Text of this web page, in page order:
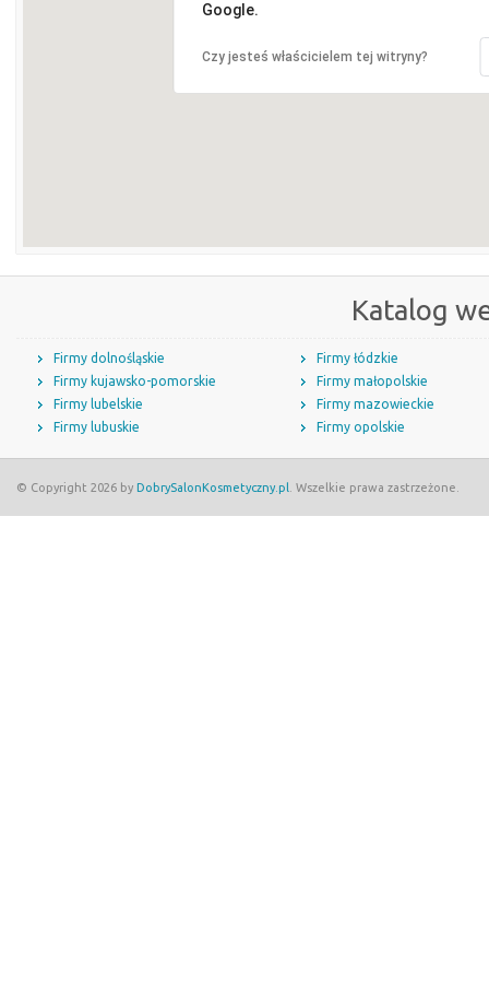
Google.
Czy jesteś właścicielem tej witryny?
Katalog
Firmy dolnośląskie
Firmy kujawsko-pomorskie
Firmy lubelskie
Firmy lubuskie
Firmy łódzkie
Firmy małopolskie
Firmy mazowieckie
Firmy opolskie
© Copyright 2026 by DobrySalonKosmetyczny.pl . Wszelkie prawa zastrzeżone.